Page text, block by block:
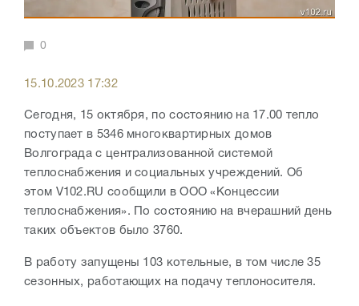
0
15.10.2023 17:32
Сегодня, 15 октября, по состоянию на 17.00 тепло
поступает в 5346 многоквартирных домов
Волгограда с централизованной системой
теплоснабжения и социальных учреждений. Об
этом V102.RU сообщили в ООО «Концессии
теплоснабжения». По состоянию на вчерашний день
таких объектов было 3760.
В работу запущены 103 котельные, в том числе 35
сезонных, работающих на подачу теплоносителя.